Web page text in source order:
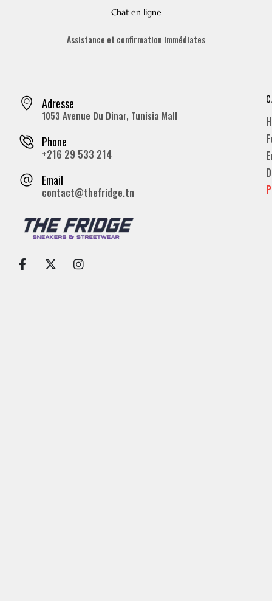
Chat en ligne
Assistance et confirmation immédiates
Adresse
1053 Avenue Du Dinar, Tunisia Mall
Phone
+216 29 533 214
Email
contact@thefridge.tn